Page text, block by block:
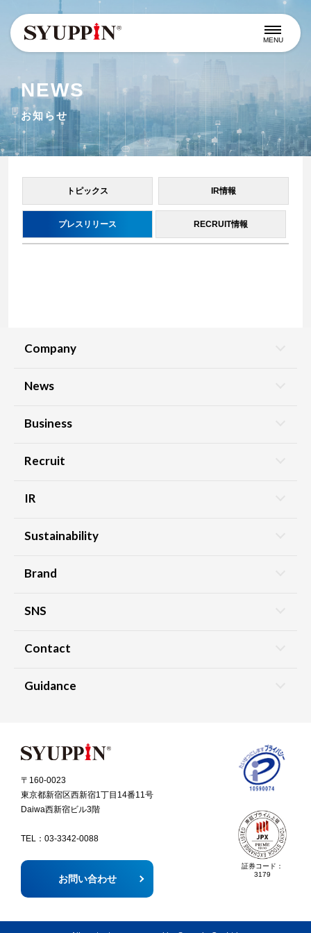
MENU
NEWS
お知らせ
トピックス IR情報
プレスリリース RECRUIT情報
〒160-0023
東京都新宿区西新宿1丁目14番11号
Daiwa西新宿ビル3階
TEL： 03-3342-0088
お問い合わせ
証券コード：
3179
Company
News
Business
Recruit
IR
Sustainability
Brand
SNS
Contact
Guidance